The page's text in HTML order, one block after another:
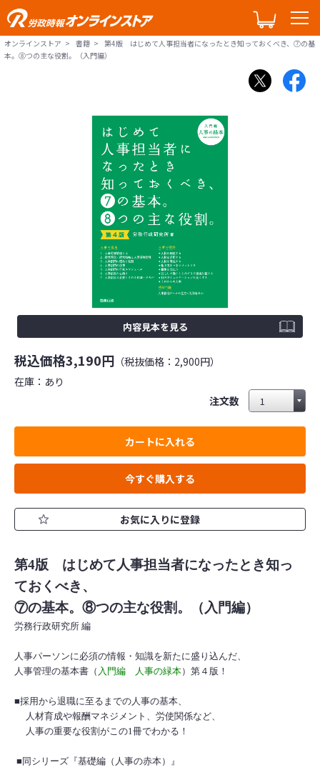
オンラインストア 書籍
第4版 はじめて人事担当者になったとき知っておくべき、⑦の基
本。⑧つの主な役割。（入門編）
内容見本を見る
第4版 はじめて人事担当者になったとき知っ
ておくべき、
⑦の基本。⑧つの主な役割。（入門編）
労務行政研究所 編
人事パーソンに必須の情報・知識を新たに盛り込んだ、
人事管理の基本書（ 入門編 人事の緑本）第４版！
■採用から退職に至るまでの人事の基本、
人材育成や報酬マネジメント、労使関係など、
人事の重要な役割がこの1冊でわかる！
■同シリーズ『基礎編（人事の赤本）』
税込価格3,190円 （税抜価格：2,900円）
在庫： あり
注文数
カートに入れる
今すぐ購入する
お気に入りに登録